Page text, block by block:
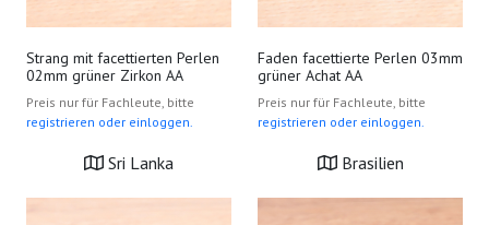
Strang mit facettierten Perlen
02mm grüner Zirkon AA
Preis nur für Fachleute, bitte
registrieren oder einloggen.
Sri Lanka
Faden facettierte Perlen 03mm
grüner Achat AA
Preis nur für Fachleute, bitte
registrieren oder einloggen.
Brasilien